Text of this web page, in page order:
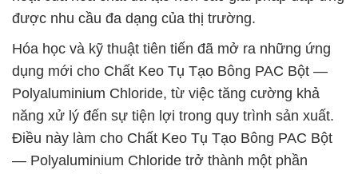
được nhu cầu đa dạng của thị trường.
Hóa học và kỹ thuật tiên tiến đã mở ra những ứng
dụng mới cho Chất Keo Tụ Tạo Bông PAC Bột —
Polyaluminium Chloride, từ việc tăng cường khả
năng xử lý đến sự tiện lợi trong quy trình sản xuất.
Điều này làm cho Chất Keo Tụ Tạo Bông PAC Bột
— Polyaluminium Chloride trở thành một phần